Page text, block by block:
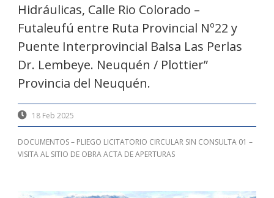
Hidráulicas, Calle Rio Colorado –
Futaleufú entre Ruta Provincial Nº22 y
Puente Interprovincial Balsa Las Perlas
Dr. Lembeye. Neuquén / Plottier”
Provincia del Neuquén.
18 Feb 2025
DOCUMENTOS – PLIEGO LICITATORIO CIRCULAR SIN CONSULTA 01 –
VISITA AL SITIO DE OBRA ACTA DE APERTURAS